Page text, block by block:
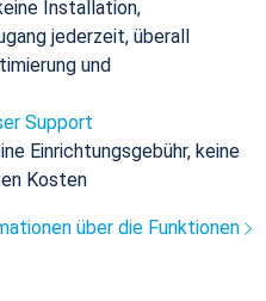
Installation,
jederzeit, überall
und
Support
Einrichtungsgebühr, keine
Kosten
über die Funktionen